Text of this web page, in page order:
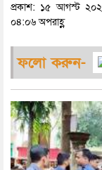
প্রকাশ: ১৫ আগস্ট
০৪:০৬ অপরাহ্ণ
ফলো করুন-